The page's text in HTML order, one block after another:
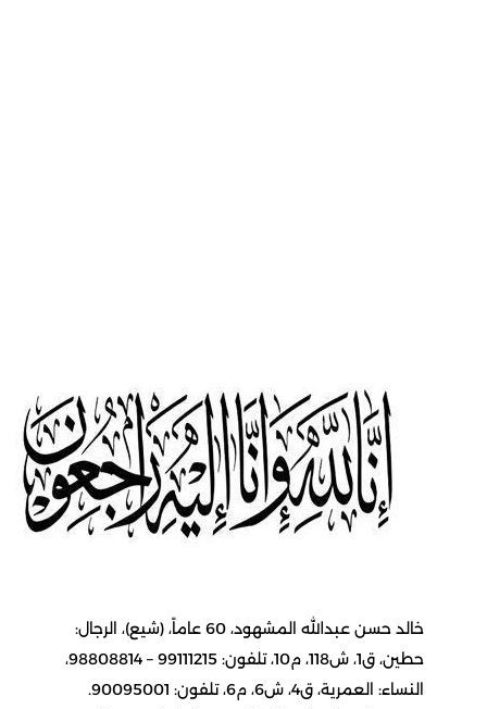
خالد حسن عبدالله المشهود، 60 عاماً، (شيع)، الرجال:
حطين، ق1، ش118، م10، تلفون: 99111215 – 98808814،
النساء: العمرية، ق4، ش6، م6، تلفون: 90095001.